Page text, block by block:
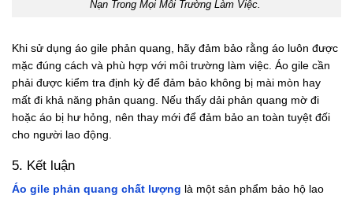
Nạn Trong Mọi Môi Trường Làm Việc.
Khi sử dụng áo gile phản quang, hãy đảm bảo rằng áo luôn được
mặc đúng cách và phù hợp với môi trường làm việc. Áo gile cần
phải được kiểm tra định kỳ để đảm bảo không bị mài mòn hay
mất đi khả năng phản quang. Nếu thấy dải phản quang mờ đi
hoặc áo bị hư hỏng, nên thay mới để đảm bảo an toàn tuyệt đối
cho người lao động.
5. Kết luận
Áo gile phản quang chất lượng là một sản phẩm bảo hộ lao